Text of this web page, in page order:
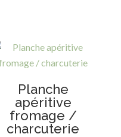
Planche
apéritive
fromage /
charcuterie